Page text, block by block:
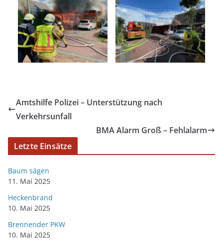
Amtshilfe Polizei – Unterstützung nach
Verkehrsunfall
BMA Alarm Groß – Fehlalarm
Letzte Einsätze
Baum sägen
11. Mai 2025
Heckenbrand
10. Mai 2025
Brennender PKW
10. Mai 2025